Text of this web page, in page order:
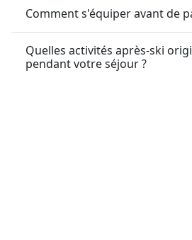
Comment s'équiper avant de
Quelles activités après-ski
pendant votre séjour ?